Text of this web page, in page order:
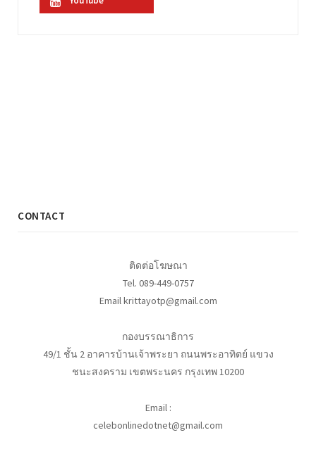
CONTACT
ติดต่อโฆษณา
Tel. 089-449-0757
Email krittayotp@gmail.com
กองบรรณาธิการ
49/1 ชั้น 2 อาคารบ้านเจ้าพระยา ถนนพระอาทิตย์ แขวง
ชนะสงคราม เขตพระนคร กรุงเทพ 10200
Email :
celebonlinedotnet@gmail.com